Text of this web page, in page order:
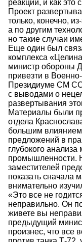
реакции, и как это
Проект
только, конечно,
а по другим
но такие случаи
Еще один был
комплекса
министр обороны
привезти в
Президиуме СМ
с выводами о
развертывания
Материалы были
отдела
большим
предложений в
глубокого
промышленности.
заместителей
показать сначала
внимательно
«Это все не
неправильно. Он
живете вы
предыдущий
произнес, что все